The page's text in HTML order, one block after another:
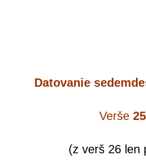
Dato­va­nie
Ver­še 25
(z verš 26 len